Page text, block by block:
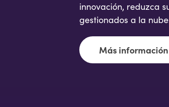
innovación, reduzca
gestionados a la
Más información